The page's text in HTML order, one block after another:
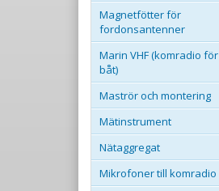
Magnetfötter för
fordonsantenner
Marin VHF (komradio för
båt)
Maströr och montering
Mätinstrument
Nätaggregat
Mikrofoner till komradio